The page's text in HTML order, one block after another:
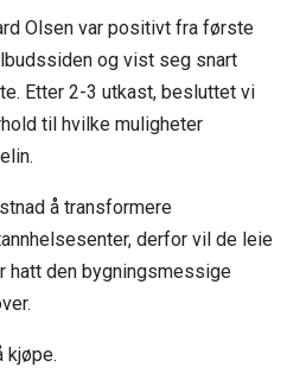
Olsen var positivt fra første
og vist seg snart
Etter 2-3 utkast, besluttet vi
til hvilke muligheter
å transformere
derfor vil de leie
hatt den bygningsmessige
kjøpe.